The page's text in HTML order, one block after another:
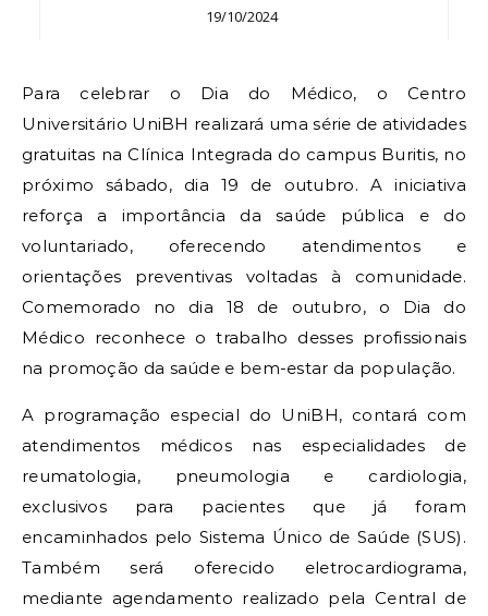
19/10/2024
Para celebrar o Dia do Médico, o Centro
Universitário UniBH realizará uma série de atividades
gratuitas na Clínica Integrada do campus Buritis, no
próximo sábado, dia 19 de outubro. A iniciativa
reforça a importância da saúde pública e do
voluntariado, oferecendo atendimentos e
orientações preventivas voltadas à comunidade.
Comemorado no dia 18 de outubro, o Dia do
Médico reconhece o trabalho desses profissionais
na promoção da saúde e bem-estar da população.
A programação especial do UniBH, contará com
atendimentos médicos nas especialidades de
reumatologia, pneumologia e cardiologia,
exclusivos para pacientes que já foram
encaminhados pelo Sistema Único de Saúde (SUS).
Também será oferecido eletrocardiograma,
mediante agendamento realizado pela Central de